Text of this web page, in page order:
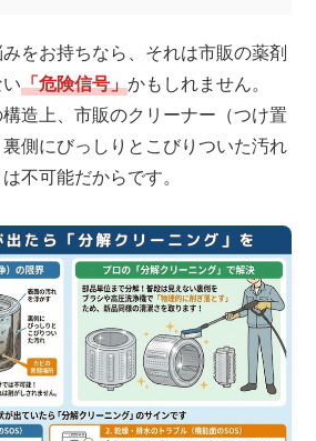
をお持ちなら、それは市販の薬剤
「危険信号」かもしれません。
造上、市販のクリーナー（つけ置
側にびっしりとこびりついた汚れ
不可能だからです。